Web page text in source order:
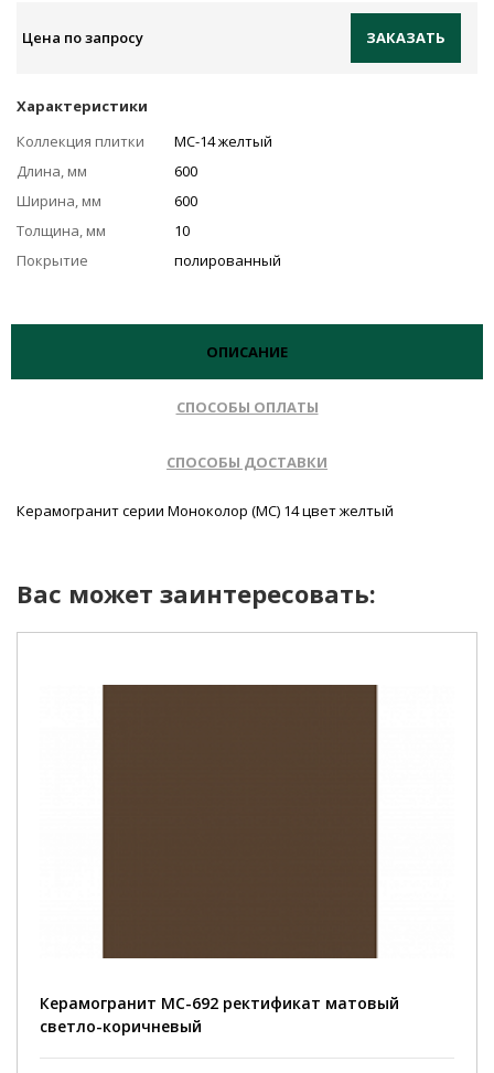
Цена по запросу ЗАКАЗАТЬ
Характеристики
Коллекция плитки
MC-14 желтый
Длина, мм
600
Ширина, мм
600
Толщина, мм
10
Покрытие
полированный
ОПИСАНИЕ
СПОСОБЫ ОПЛАТЫ
СПОСОБЫ ДОСТАВКИ
Керамогранит серии Моноколор (MC) 14 цвет желтый
Вас может заинтересовать:
Керамогранит MC-692 ректификат матовый
светло-коричневый